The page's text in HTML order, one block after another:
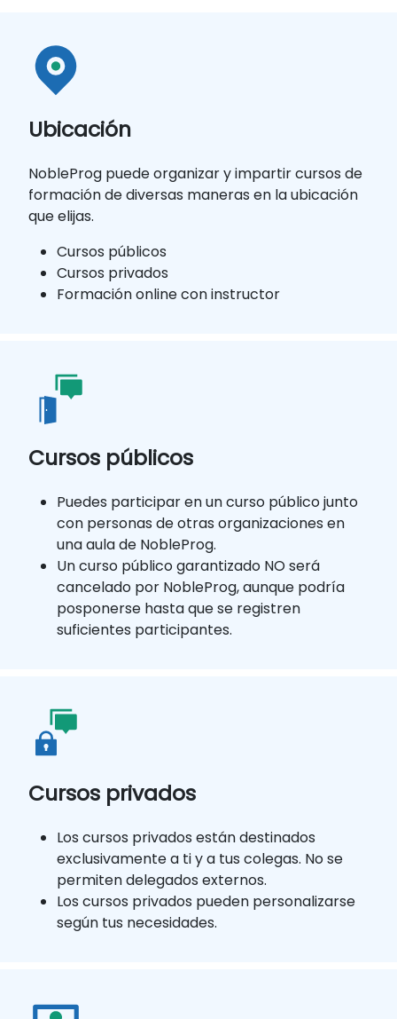
Ubicación
NobleProg puede organizar y impartir cursos de
formación de diversas maneras en la ubicación
que elijas.
Cursos públicos
Cursos privados
Formación online con instructor
Cursos públicos
Puedes participar en un curso público junto
con personas de otras organizaciones en
una aula de NobleProg.
Un curso público garantizado NO será
cancelado por NobleProg, aunque podría
posponerse hasta que se registren
suficientes participantes.
Cursos privados
Los cursos privados están destinados
exclusivamente a ti y a tus colegas. No se
permiten delegados externos.
Los cursos privados pueden personalizarse
según tus necesidades.